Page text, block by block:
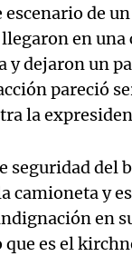
de
en
y dejaron un
pareció
la
seguridad del
camioneta y
en
es el